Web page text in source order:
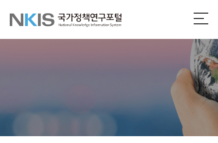
NKIS
국
연
구
전
메
뉴
열
기